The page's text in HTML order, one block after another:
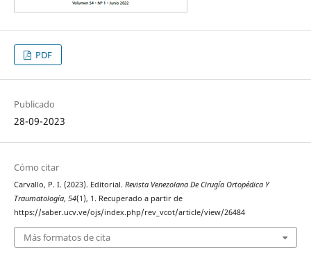
PDF
Publicado
28-09-2023
Cómo citar
Carvallo, P. I. (2023). Editorial. Revista Venezolana De Cirugía Ortopédica Y
Traumatología, 54(1), 1. Recuperado a partir de
https://saber.ucv.ve/ojs/index.php/rev_vcot/article/view/26484
Más formatos de cita